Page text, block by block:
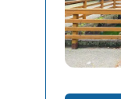
楽しめ
静かな
ャンプ
ごせま